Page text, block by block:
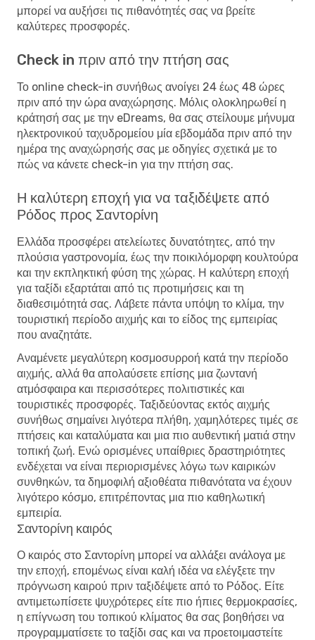
μπορεί να αυξήσει τις πιθανότητές σας να βρείτε
καλύτερες προσφορές.
Check in πριν από την πτήση σας
Το online check-in συνήθως ανοίγει 24 έως 48 ώρες
πριν από την ώρα αναχώρησης. Μόλις ολοκληρωθεί η
κράτησή σας με την eDreams, θα σας στείλουμε μήνυμα
ηλεκτρονικού ταχυδρομείου μία εβδομάδα πριν από την
ημέρα της αναχώρησής σας με οδηγίες σχετικά με το
πώς να κάνετε check-in για την πτήση σας.
Η καλύτερη εποχή για να ταξιδέψετε από
Ρόδος προς Σαντορίνη
Ελλάδα προσφέρει ατελείωτες δυνατότητες, από την
πλούσια γαστρονομία, έως την ποικιλόμορφη κουλτούρα
και την εκπληκτική φύση της χώρας. Η καλύτερη εποχή
για ταξίδι εξαρτάται από τις προτιμήσεις και τη
διαθεσιμότητά σας. Λάβετε πάντα υπόψη το κλίμα, την
τουριστική περίοδο αιχμής και το είδος της εμπειρίας
που αναζητάτε.
Αναμένετε μεγαλύτερη κοσμοσυρροή κατά την περίοδο
αιχμής, αλλά θα απολαύσετε επίσης μια ζωντανή
ατμόσφαιρα και περισσότερες πολιτιστικές και
τουριστικές προσφορές. Ταξιδεύοντας εκτός αιχμής
συνήθως σημαίνει λιγότερα πλήθη, χαμηλότερες τιμές σε
πτήσεις και καταλύματα και μια πιο αυθεντική ματιά στην
τοπική ζωή. Ενώ ορισμένες υπαίθριες δραστηριότητες
ενδέχεται να είναι περιορισμένες λόγω των καιρικών
συνθηκών, τα δημοφιλή αξιοθέατα πιθανότατα να έχουν
λιγότερο κόσμο, επιτρέποντας μια πιο καθηλωτική
εμπειρία.
Σαντορίνη καιρός
Ο καιρός στο Σαντορίνη μπορεί να αλλάξει ανάλογα με
την εποχή, επομένως είναι καλή ιδέα να ελέγξετε την
πρόγνωση καιρού πριν ταξιδέψετε από το Ρόδος. Είτε
αντιμετωπίσετε ψυχρότερες είτε πιο ήπιες θερμοκρασίες,
η επίγνωση του τοπικού κλίματος θα σας βοηθήσει να
προγραμματίσετε το ταξίδι σας και να προετοιμαστείτε